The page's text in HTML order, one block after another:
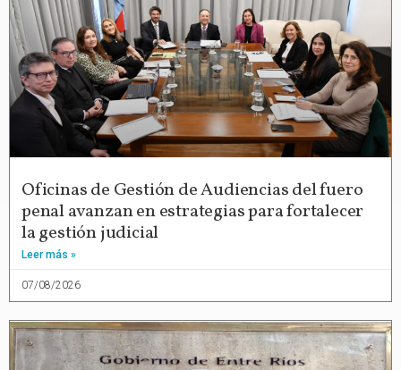
Oficinas de Gestión de Audiencias del fuero
penal avanzan en estrategias para fortalecer
la gestión judicial
Leer más »
07/08/2026